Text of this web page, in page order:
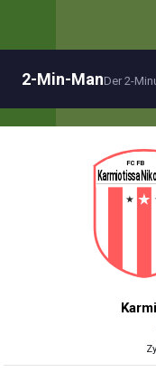
2-Min-ManDer 2-